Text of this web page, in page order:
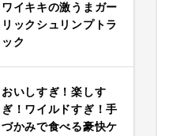
ワイキキの激うまガー
リックシュリンプトラ
ック
FOOD
おいしすぎ！楽しす
ぎ！ワイルドすぎ！手
づかみで食べる豪快ケ